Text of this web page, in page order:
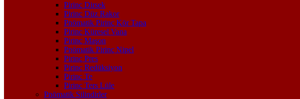
Pirinç Dirsek
Pirinç Düz Rakor
Pnömatik Pirinç Kör Tapa
Pirinç Küresel Vana
Pirinç Maşon
Pnömatik Pirinç Nipel
Pirinç Pres
Pirinç Redüksiyon
Pirinç Te
Pirinç Ters Lüle
Pnömatik Silindirler